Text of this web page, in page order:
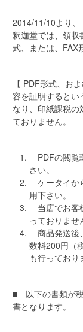
2014/11/10より、
釈迦堂では、領
式、または、FAX
【 PDF形式、お
容を証明するとい
なり、印紙課税の
ておりません。
PDFの閲覧
さい。
ケータイか
用下さい。
当店でお客
っておりませ
商品発送後
数料200円（
も行っており
■ 以下の書類が
書となります。